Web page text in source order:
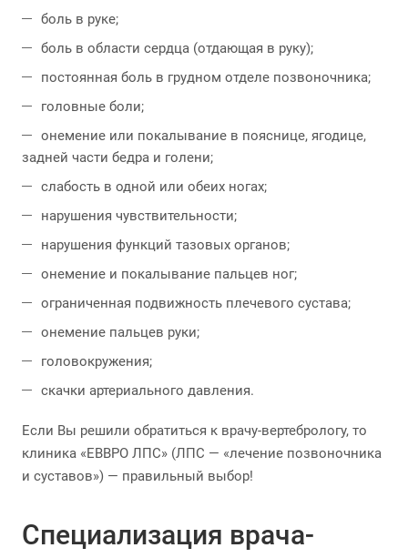
боль в руке;
боль в области сердца (отдающая в руку);
постоянная боль в грудном отделе позвоночника;
головные боли;
онемение или покалывание в пояснице, ягодице,
задней части бедра и голени;
слабость в одной или обеих ногах;
нарушения чувствительности;
нарушения функций тазовых органов;
онемение и покалывание пальцев ног;
ограниченная подвижность плечевого сустава;
онемение пальцев руки;
головокружения;
скачки артериального давления.
Если Вы решили обратиться к врачу-вертебрологу, то
клиника «ЕВВРО ЛПС» (ЛПС — «лечение позвоночника
и суставов») — правильный выбор!
Специализация врача-